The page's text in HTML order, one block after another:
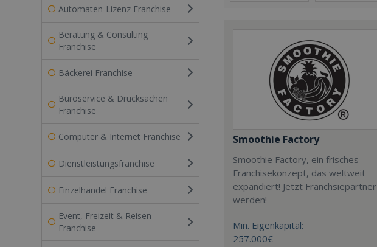
Automaten-Lizenz Franchise
Beratung & Consulting
Franchise
Bäckerei Franchise
Büroservice & Drucksachen
Franchise
Computer & Internet Franchise
Dienstleistungsfranchise
Einzelhandel Franchise
Event, Freizeit & Reisen
Franchise
Smoothie Factory
Smoothie Factory, ein frisches
Franchisekonzept, das weltweit
expandiert! Jetzt Franchsiepartner
werden!
Min. Eigenkapital:
257.000€